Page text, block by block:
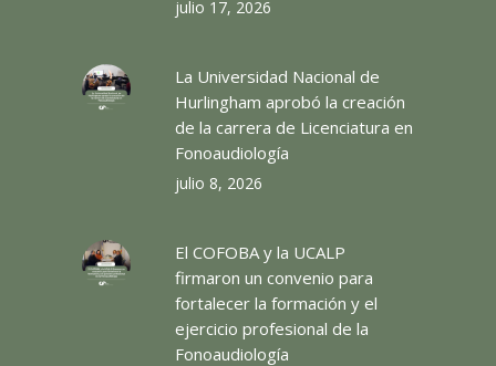
julio 17, 2026
La Universidad Nacional de
Hurlingham aprobó la creación
de la carrera de Licenciatura en
Fonoaudiología
julio 8, 2026
El COFOBA y la UCALP
firmaron un convenio para
fortalecer la formación y el
ejercicio profesional de la
Fonoaudiología